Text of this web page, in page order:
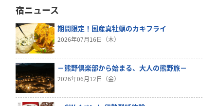
宿ニュース
期間限定！国産真牡蠣のカキフライ
2026年07月16日（木）
－熊野倶楽部から始まる、大人の熊野旅－
2026年06月12日（金）